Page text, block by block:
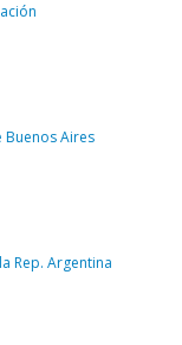
Aires
Rep. Argentina